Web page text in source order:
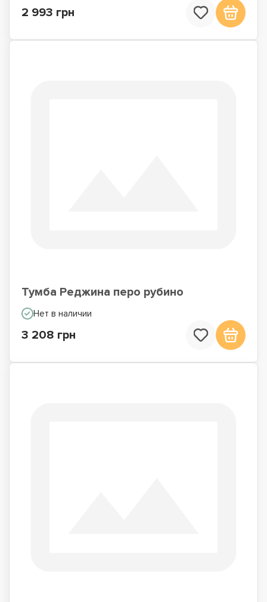
2 993 грн
Тумба Реджина перо рубино
Нет в наличии
3 208 грн